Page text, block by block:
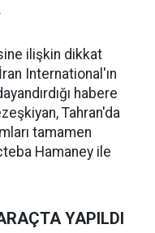
ilişkin dikkat
International'ın
habere
Tahran'da
tamamen
Hamaney ile
YAPILDI